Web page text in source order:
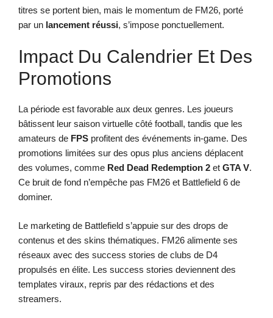
titres se portent bien, mais le momentum de FM26, porté
par un lancement réussi, s’impose ponctuellement.
Impact Du Calendrier Et Des
Promotions
La période est favorable aux deux genres. Les joueurs
bâtissent leur saison virtuelle côté football, tandis que les
amateurs de FPS profitent des événements in-game. Des
promotions limitées sur des opus plus anciens déplacent
des volumes, comme Red Dead Redemption 2 et GTA V.
Ce bruit de fond n’empêche pas FM26 et Battlefield 6 de
dominer.
Le marketing de Battlefield s’appuie sur des drops de
contenus et des skins thématiques. FM26 alimente ses
réseaux avec des success stories de clubs de D4
propulsés en élite. Les success stories deviennent des
templates viraux, repris par des rédactions et des
streamers.